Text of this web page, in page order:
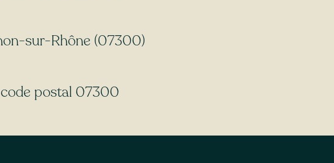
en toute simplicité un fleuriste ouvert autour de vous. Que vous
là pour vous aider.
sur-Rhône (07300)
De nombreux fleuristes
postal 07300
de-Muzols,Mauves,Étables,Plats,Saint-Barthélemy-le-Plain,Glunet